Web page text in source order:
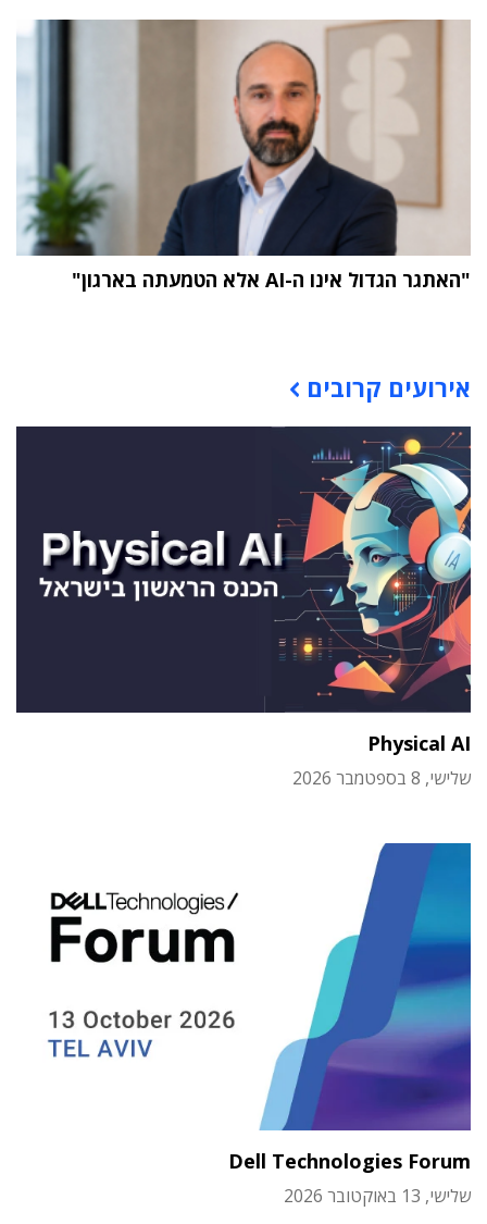
"האתגר הגדול אינו ה-AI אלא הטמעתה בארגון"
אירועים קרובים
Physical AI
שלישי, 8 בספטמבר 2026
Dell Technologies Forum
שלישי, 13 באוקטובר 2026